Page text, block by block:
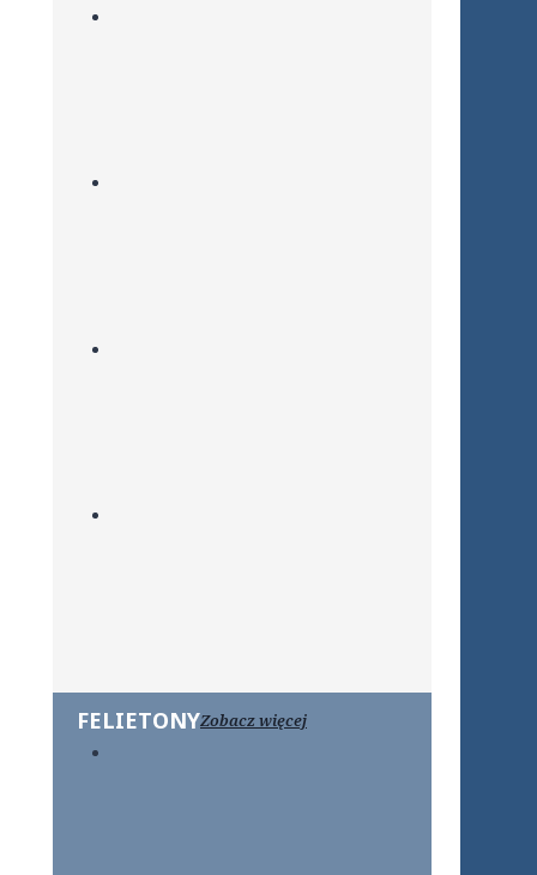
FELIETONYZobacz więcej